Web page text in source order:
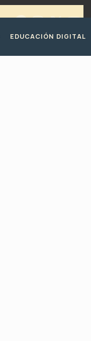
EDUCACIÓN DIGITAL